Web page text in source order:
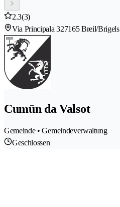
2.3(3)
Via Principala 327165 Breil/Brigels
Cumün da Valsot
Gemeinde • Gemeindeverwaltung
Geschlossen